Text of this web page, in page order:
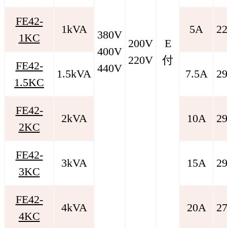
380V
400V
440V
200V
220V
E
付
FE42-
1KC
1kVA 5A
FE42-
1.5KC
1.5kVA 7.5A
FE42-
2KC
2kVA 10A
FE42-
3KC
3kVA 15A
FE42-
4KC
4kVA 20A